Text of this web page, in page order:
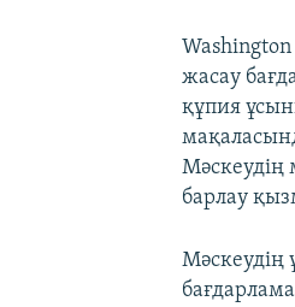
Washington
жасау
құпия
барлау